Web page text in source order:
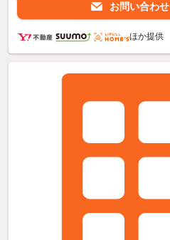
お問い合わせ
ほか提供